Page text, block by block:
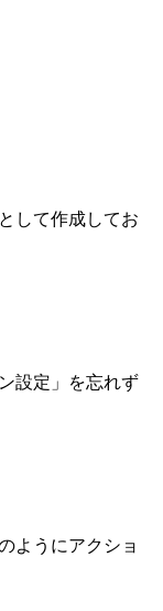
して作成してお
設定」を忘れず
ようにアクショ